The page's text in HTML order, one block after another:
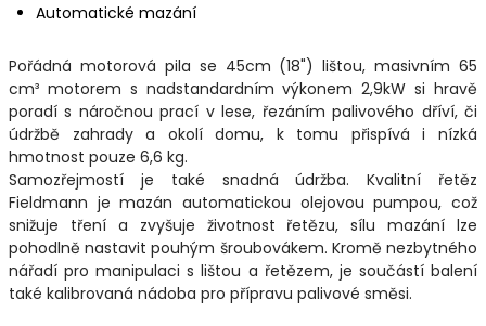
Automatické mazání
Pořádná motorová pila se 45cm (18") lištou, masivním 65
cm³ motorem s nadstandardním výkonem 2,9kW si hravě
poradí s náročnou prací v lese, řezáním palivového dříví, či
údržbě zahrady a okolí domu, k tomu přispívá i nízká
hmotnost pouze 6,6 kg.
Samozřejmostí je také snadná údržba. Kvalitní řetěz
Fieldmann je mazán automatickou olejovou pumpou, což
snižuje tření a zvyšuje životnost řetězu, sílu mazání lze
pohodlně nastavit pouhým šroubovákem. Kromě nezbytného
nářadí pro manipulaci s lištou a řetězem, je součástí balení
také kalibrovaná nádoba pro přípravu palivové směsi.